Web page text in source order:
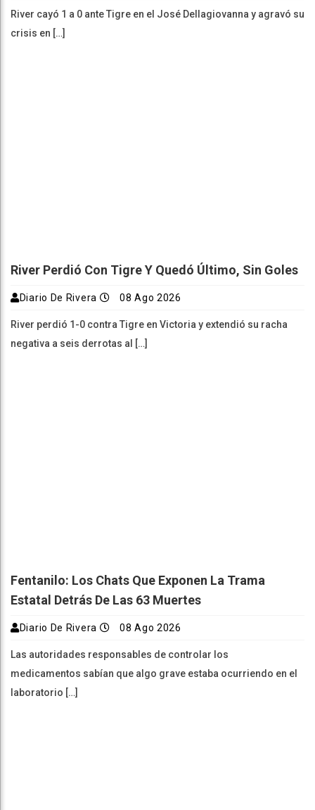
River cayó 1 a 0 ante Tigre en el José Dellagiovanna y agravó su
crisis en […]
River Perdió Con Tigre Y Quedó Último, Sin Goles
Diario De Rivera 08 Ago 2026
River perdió 1-0 contra Tigre en Victoria y extendió su racha
negativa a seis derrotas al […]
Fentanilo: Los Chats Que Exponen La Trama
Estatal Detrás De Las 63 Muertes
Diario De Rivera 08 Ago 2026
Las autoridades responsables de controlar los
medicamentos sabían que algo grave estaba ocurriendo en el
laboratorio […]